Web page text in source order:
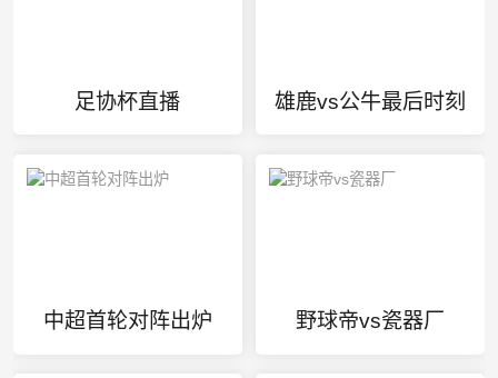
足协杯直播 雄鹿vs公牛最后时刻
中超首轮对阵出炉 野球帝vs瓷器厂